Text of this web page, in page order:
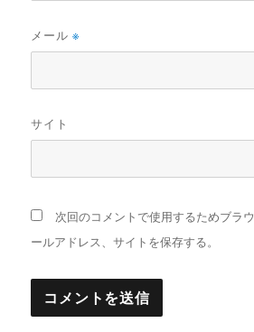
メール※
サイト
次回のコメントで使用するためブラ
ールアドレス、サイトを保存する。